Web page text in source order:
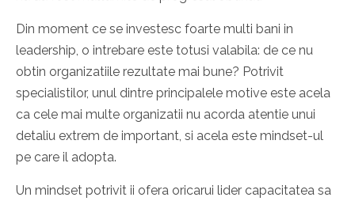
Din moment ce se investesc foarte multi bani in
leadership, o intrebare este totusi valabila: de ce nu
obtin organizatiile rezultate mai bune? Potrivit
specialistilor, unul dintre principalele motive este acela
ca cele mai multe organizatii nu acorda atentie unui
detaliu extrem de important, si acela este mindset-ul
pe care il adopta.
Un mindset potrivit ii ofera oricarui lider capacitatea sa